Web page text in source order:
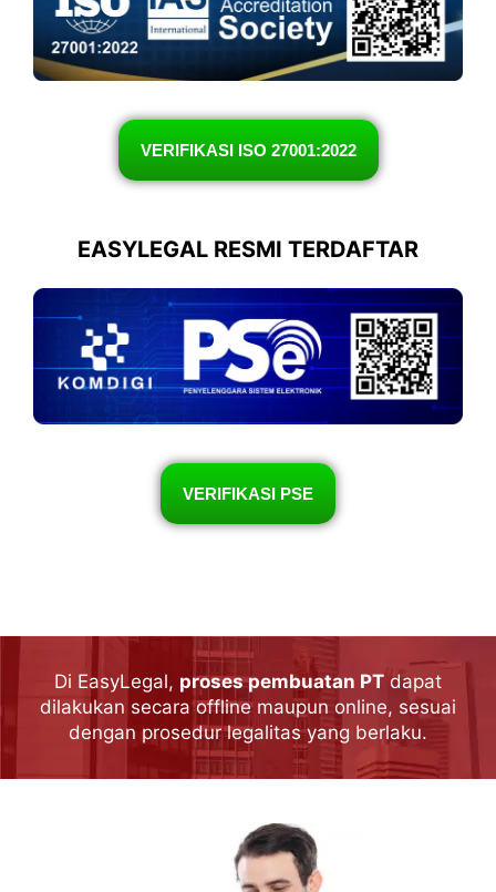
VERIFIKASI ISO 27001:2022
EASYLEGAL RESMI TERDAFTAR
VERIFIKASI PSE
Di EasyLegal, proses pembuatan PT dapat
dilakukan secara offline maupun online, sesuai
dengan prosedur legalitas yang berlaku.